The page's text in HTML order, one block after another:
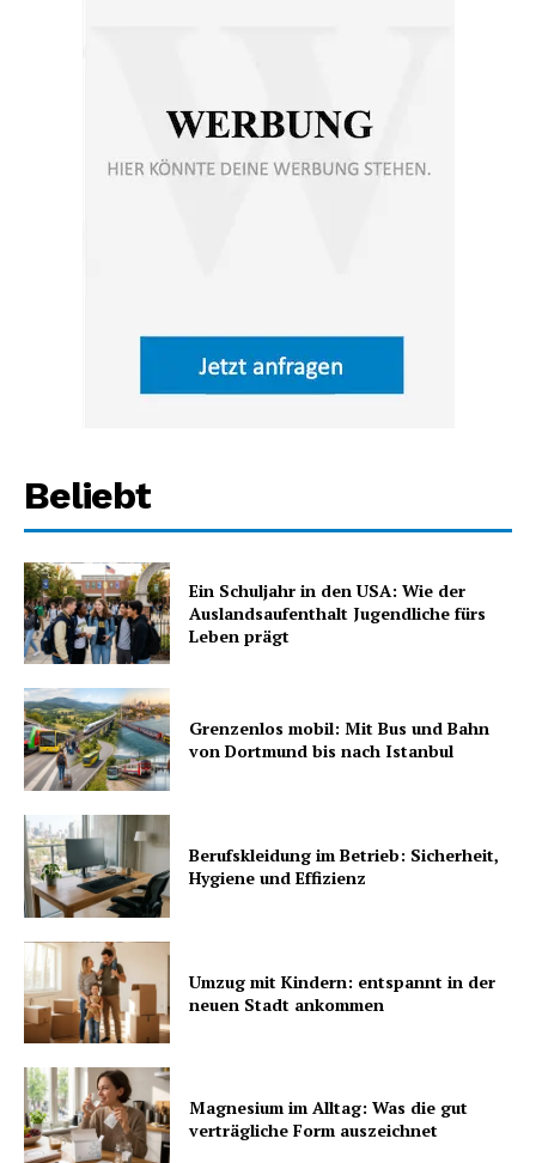
Beliebt
Ein Schuljahr in den USA: Wie der
Auslandsaufenthalt Jugendliche fürs
Leben prägt
Grenzenlos mobil: Mit Bus und Bahn
von Dortmund bis nach Istanbul
Berufskleidung im Betrieb: Sicherheit,
Hygiene und Effizienz
Umzug mit Kindern: entspannt in der
neuen Stadt ankommen
Magnesium im Alltag: Was die gut
verträgliche Form auszeichnet